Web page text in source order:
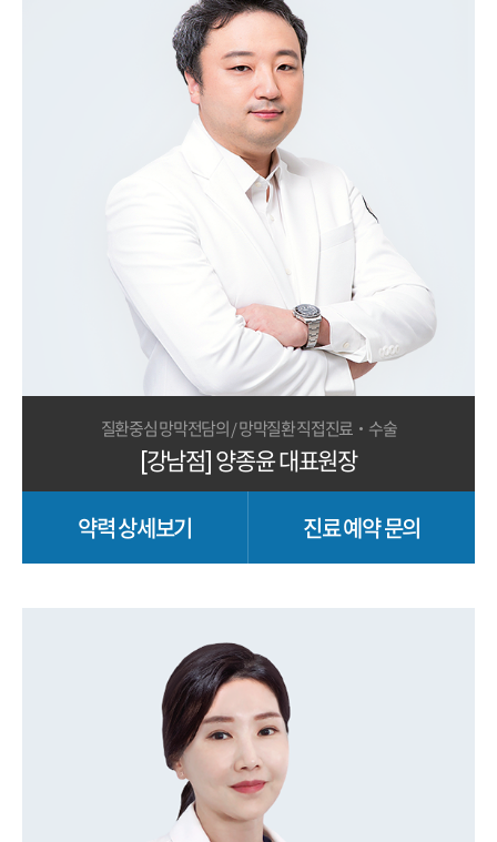
질환중심 망막전담의 / 망막질환 직접진료·수술
[강남점] 양종윤 대표원장
약력 상세보기 진료 예약 문의